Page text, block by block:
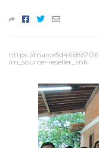
https://
lm_source=reseller_link